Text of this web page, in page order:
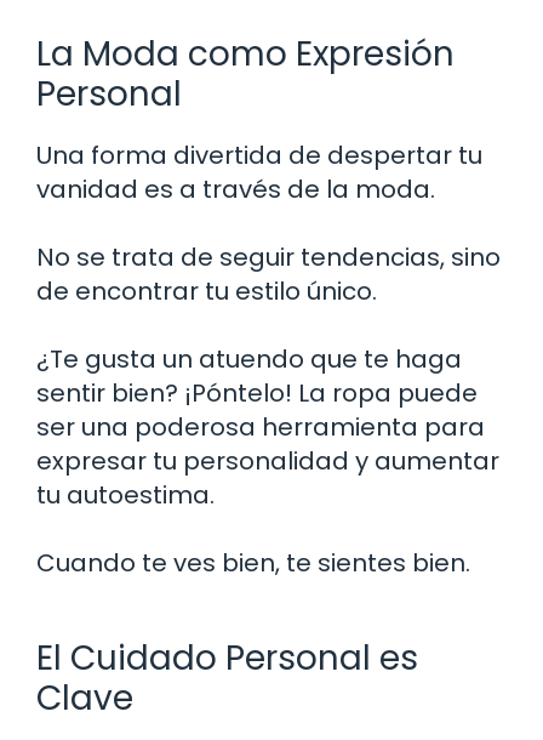
La Moda como Expresión
Personal
Una forma divertida de despertar tu
vanidad es a través de la moda.
No se trata de seguir tendencias, sino
de encontrar tu estilo único.
¿Te gusta un atuendo que te haga
sentir bien? ¡Póntelo! La ropa puede
ser una poderosa herramienta para
expresar tu personalidad y aumentar
tu autoestima.
Cuando te ves bien, te sientes bien.
El Cuidado Personal es
Clave